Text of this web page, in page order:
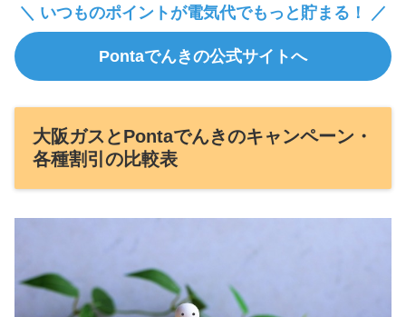
＼ いつものポイントが電気代でもっと貯まる！ ／
Pontaでんきの公式サイトへ
大阪ガスとPontaでんきのキャンペーン・
各種割引の比較表